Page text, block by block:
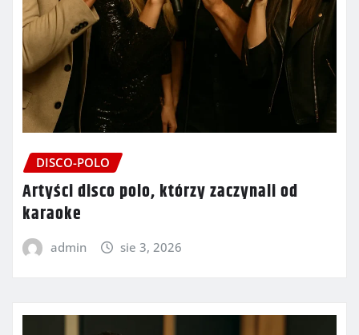
DISCO-POLO
Artyści disco polo, którzy zaczynali od
karaoke
admin sie 3, 2026